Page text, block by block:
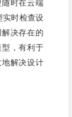
时在云端
实时检查设
决存在的
，有利于
解决设计